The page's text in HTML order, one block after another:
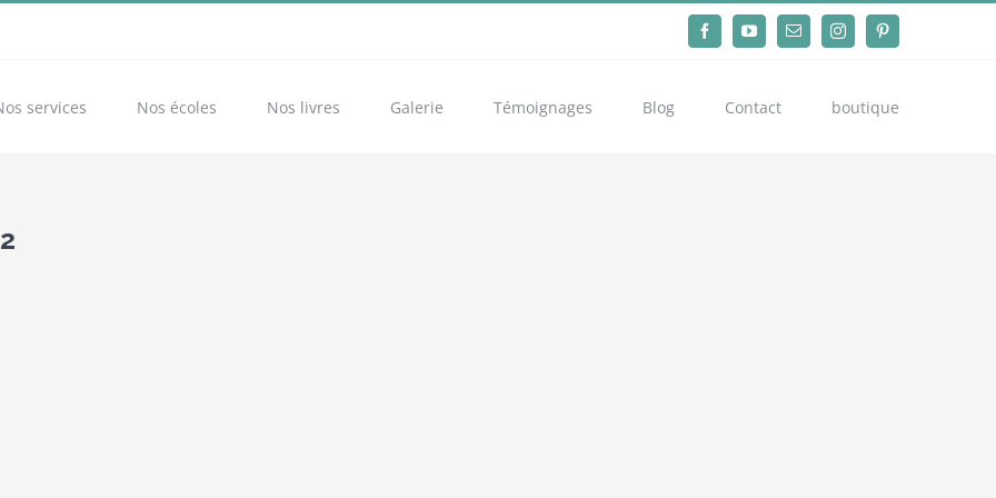
FacebookYouTubeEmail InstagramPinterest
services Nos écoles Nos livres Galerie Témoignages Blog Contact boutique